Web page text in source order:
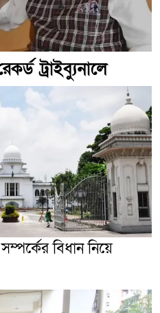
ট্রাইব্যুনালে
বিধান নিয়ে